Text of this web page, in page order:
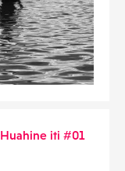
Huahine iti #01